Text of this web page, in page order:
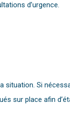
d’urgence.
situation. Si
sur place afin